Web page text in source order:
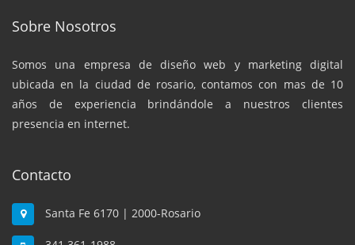
Sobre Nosotros
Somos una empresa de diseño web y marketing digital
ubicada en la ciudad de rosario, contamos con mas de 10
años de experiencia brindándole a nuestros clientes
presencia en internet.
Contacto
Santa Fe 6170 | 2000-Rosario